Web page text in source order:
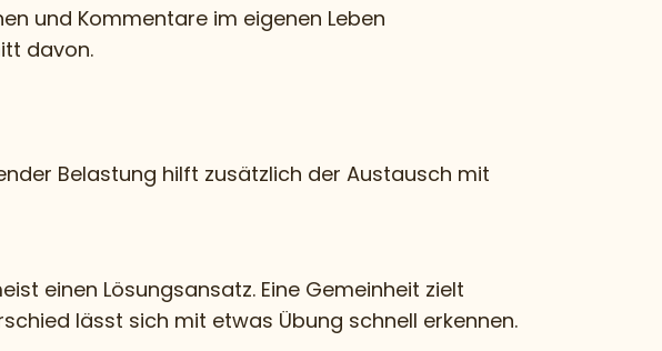
und Kommentare im eigenen Leben
davon.
Belastung hilft zusätzlich der Austausch mit
einen Lösungsansatz. Eine Gemeinheit zielt
lässt sich mit etwas Übung schnell erkennen.